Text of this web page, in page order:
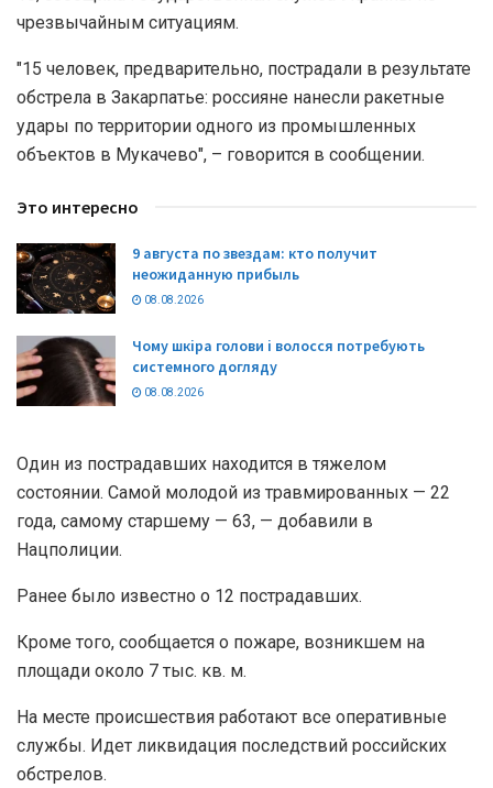
чрезвычайным ситуациям.
"15 человек, предварительно, пострадали в результате
обстрела в Закарпатье: россияне нанесли ракетные
удары по территории одного из промышленных
объектов в Мукачево", – говорится в сообщении.
Это интересно
9 августа по звездам: кто получит
неожиданную прибыль
08.08.2026
Чому шкіра голови і волосся потребують
системного догляду
08.08.2026
Один из пострадавших находится в тяжелом
состоянии. Самой молодой из травмированных — 22
года, самому старшему — 63, — добавили в
Нацполиции.
Ранее было известно о 12 пострадавших.
Кроме того, сообщается о пожаре, возникшем на
площади около 7 тыс. кв. м.
На месте происшествия работают все оперативные
службы. Идет ликвидация последствий российских
обстрелов.